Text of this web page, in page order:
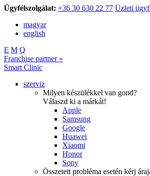
Ügyfélszolgálat: +36 30 630 22 77 Üzleti
magyar
english
E M Q
Franchise partner »
Smart Clinic
szerviz
Milyen készülékkel van gond?
Válaszd ki a márkát!
Apple
Samsung
Google
Huawei
Xiaomi
Honor
Sony
Összetett probléma esetén kérj